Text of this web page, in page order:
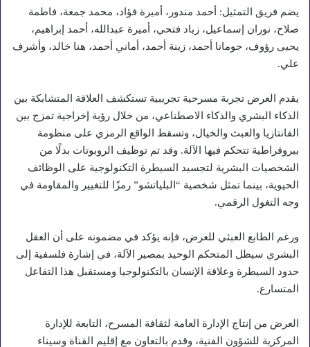
يضم فريق التمثيل: أحمد مندور، أميرة فؤاد، محمد جمعة، فاطمة
صلاح، نوران إسماعيل، زياد فتحي، أميرة عبدالله، أحمد إبراهيم،
يحيى رؤوف، جومانا أحمد، زينة أحمد، أماني أحمد، هنا خالد، وأشرف
علي.
يقدم العرض تجربة مسرحية تجريبية تستكشف العلاقة المتشابكة بين
الذكاء البشري والذكاء الاصطناعي، من خلال رؤية إخراجية تمزج بين
الفانتازيا والعبث والخيال، وتسقط الواقع الرمزي على منظومة
بيروقراطية تتحكم فيها الآلة. وقد تم توظيف الروبوتات بدلًا من
الشخصيات البشرية لتجسيد السيطرة التكنولوجية على الوظائف
الحيوية، بينما تمثل شخصية “البلياتشو” رمزًا للتغيير والمقاومة في
وجه التغول الرقمي.
ورغم الطابع العبثي للعرض، فإنه يؤكد في مضمونه على أن العقل
البشري سيظل المتحكم الوحيد بمصير الآلة، في إشارة فلسفية إلى
حدود السيطرة وعلاقة الإنسان بالتكنولوجيا ومستقبل هذا التفاعل
المتسارع.
العرض من إنتاج الإدارة العامة لثقافة المسرح، التابعة للإدارة
المركزية للشؤون الفنية، وقدم بالتعاون مع إقليم القناة وسيناء